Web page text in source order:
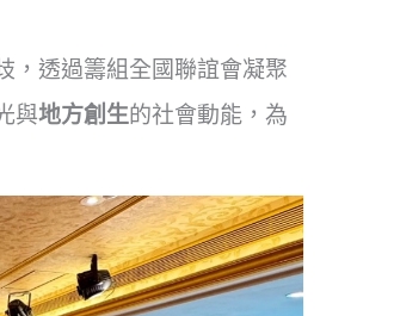
，透過籌組全國聯誼會凝聚
與地方創生的社會動能，為